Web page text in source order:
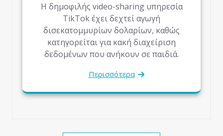
Η δημοφιλής video-sharing υπηρεσία
TikTok έχει δεχτεί αγωγή
δισεκατομμυρίων δολαρίων, καθώς
κατηγορείται για κακή διαχείριση
δεδομένων που ανήκουν σε παιδιά.
Περισσότερα